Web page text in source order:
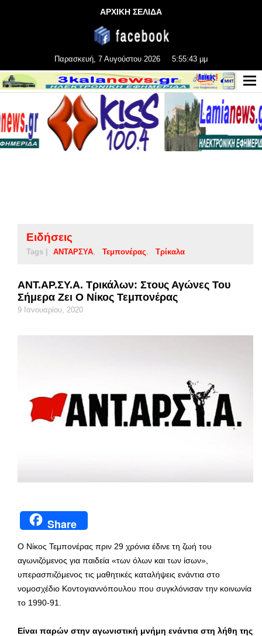
ΑΡΧΙΚΗ ΣΕΛΙΔΑ
Παρασκευή, 7 Αυγούστου 2026 5:55:44 μμ
Ειδήσεις
Tags | ΑΝΤΑΡΣΥΑ Τεμπονέρας Τρίκαλα
ANT.AΡ.ΣΥ.Α. Τρικάλων: Στους Αγώνες Του
Σήμερα Ζει Ο Νίκος Τεμπονέρας
9 Ιανουαρίου, 2020
Share
Ο Νίκος Τεμπονέρας πριν 29 χρόνια έδινε τη ζωή του
αγωνιζόμενος για παιδεία «των όλων και των ίσων»,
υπερασπιζόμενος τις μαθητικές καταλήψεις ενάντια στο
νομοσχέδιο Κοντογιαννόπουλου που συγκλόνισαν την κοινωνία
το 1990-91.
Είναι παρών στην αγωνιστική μνήμη ενάντια στη λήθη της